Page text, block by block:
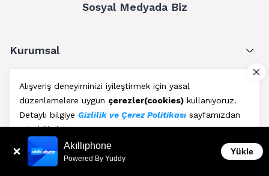
Alışveriş deneyiminizi iyileştirmek için yasal
düzenlemelere uygun çerezler(cookies) kullanıyoruz.
Detaylı bilgiye Gizlilik ve Çerez Politikası sayfamızdan
erişebilirsiniz.
Kabul Et
Sosyal Medyada Biz
Kurumsal
Müşteri Hizmetleri
Üyelik
Blog Akıllıphone
Powered By Yuddy
Yükle